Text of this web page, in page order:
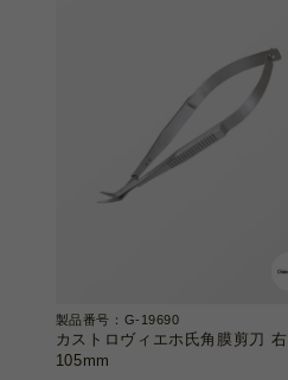
製品番号：G-19690
カストロヴィエホ氏角膜剪刀 右
105mm